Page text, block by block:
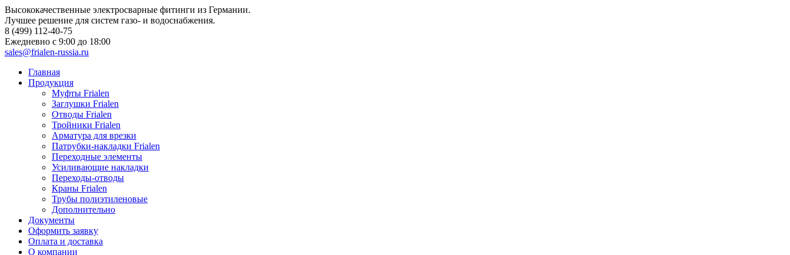
Высококачественные электросварные фитинги из Германии.
Лучшее решение для систем газо- и водоснабжения.
8 (499) 112-40-75
Ежедневно c 9:00 до 18:00
sales@frialen-russia.ru
Главная
Продукция
Муфты Frialen
Заглушки Frialen
Отводы Frialen
Тройники Frialen
Арматура для врезки
Патрубки-накладки Frialen
Переходные элементы
Усиливающие накладки
Переходы-отводы
Краны Frialen
Трубы полиэтиленовые
Дополнительно
Документы
Оформить заявку
Оплата и доставка
О компании